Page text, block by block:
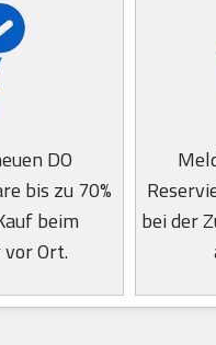
DO
bis zu 70%
beim
Ort.
bei der